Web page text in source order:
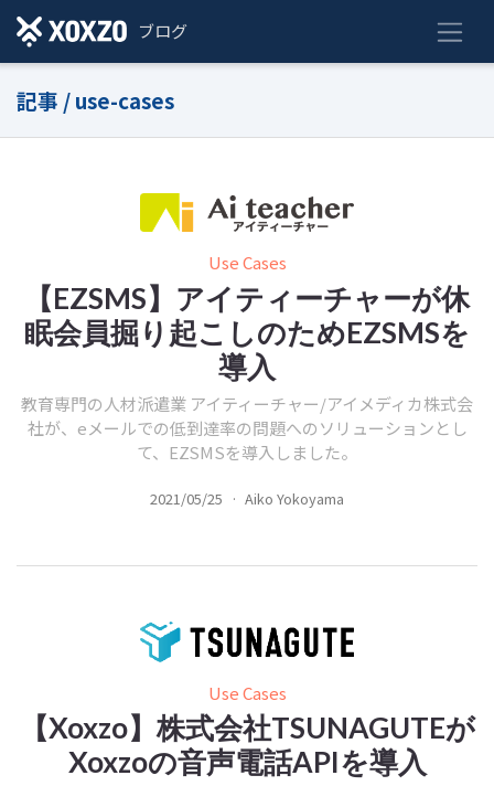
ブログ
記事 / use-cases
Use Cases
【EZSMS】アイティーチャーが休
眠会員掘り起こしのためEZSMSを
導入
教育専門の人材派遣業 アイティーチャー/アイメディカ株式会
社が、eメールでの低到達率の問題へのソリューションとし
て、EZSMSを導入しました。
2021/05/25 · Aiko Yokoyama
Use Cases
【Xoxzo】株式会社TSUNAGUTEが
Xoxzoの音声電話APIを導入